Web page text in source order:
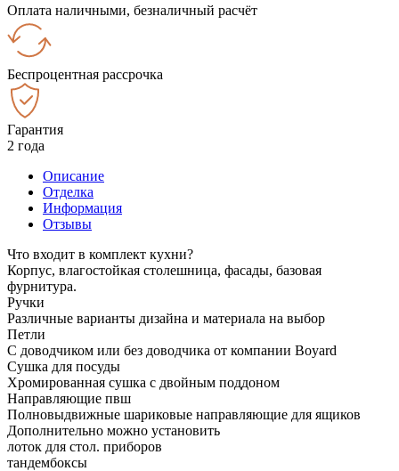
Оплата наличными, безналичный расчёт
Беспроцентная рассрочка
Гарантия
2 года
Описание
Отделка
Информация
Отзывы
Что входит в комплект кухни?
Корпус, влагостойкая столешница, фасады, базовая
фурнитура.
Ручки
Различные варианты дизайна и материала на выбор
Петли
С доводчиком или без доводчика от компании Boyard
Сушка для посуды
Хромированная сушка с двойным поддоном
Направляющие пвш
Полновыдвижные шариковые направляющие для ящиков
Дополнительно можно установить
лоток для стол. приборов
тандембоксы